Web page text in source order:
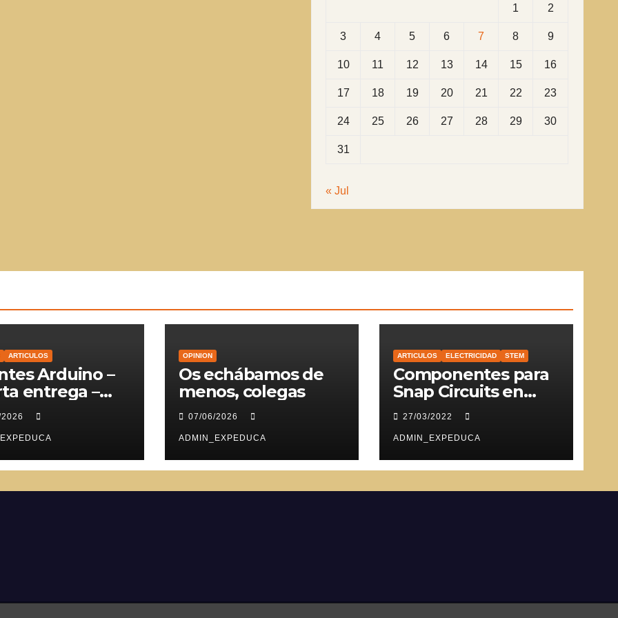
1 2
3 4 5 6 7 8 9
10 11 12 13 14 15 16
17 18 19 20 21 22 23
24 25 26 27 28 29 30
31
« Jul
ARTICULOS
Arduino –
entrega –
OPINION
Os echábamos de
menos, colegas
07/06/2026
ADMIN_EXPEDUCA
ARTICULOS ELECTRICIDAD STEM
Componentes para
Snap Circuits en
SVG
27/03/2022
ADMIN_EXPEDUCA